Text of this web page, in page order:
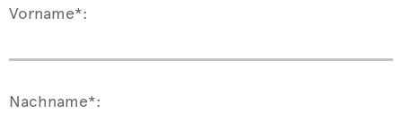
Vorname*:
Nachname*: